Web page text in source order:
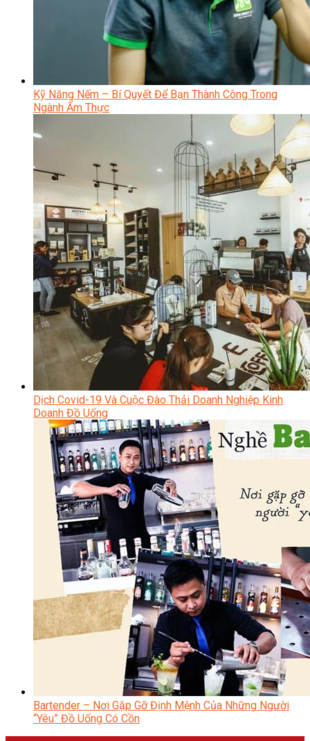
Kỹ Năng Nếm – Bí Quyết Để Bạn Thành Công Trong
Ngành Ẩm Thực
Dịch Covid-19 Và Cuộc Đào Thải Doanh Nghiệp Kinh
Doanh Đồ Uống
Bartender – Nơi Gặp Gỡ Định Mệnh Của Những Người
“Yêu” Đồ Uống Có Cồn